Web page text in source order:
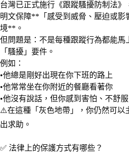
台灣已正式施行《跟蹤騷擾防制法》
明文保障**「感受到威脅、壓迫或影
境**。
但問題是：不是每種跟蹤行為都能馬
「騷擾」要件。
例如：
•他總是剛好出現在你下班的路上
•他常常坐在你附近的餐廳看著你
•他沒有說話，但你感到害怕、不舒服
⚠️在這種「灰色地帶」，你仍然可以
出求助。
✅ 法律上的保護方式有哪些？